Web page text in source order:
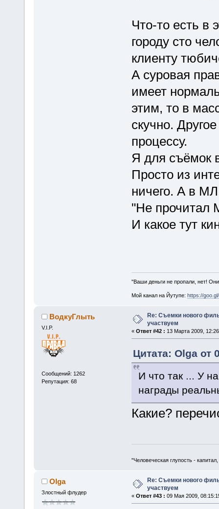
Что-то есть в
городу сто
клиенту
А суровая
имеет
этим, то в
скучно.
процессу.
Я для съёмок
Просто из
ничего. А в
"Не прочитал
И какое тут
"Ваши деньги не пропали, нет!
Мой канал на Йутупе: https://
ВодкуГлыть
V.I.P.
Сообщений: 1262
Репутация: 68
Re: Съемки нового
участвуем
« Ответ #42 : 13 Марта 2009,
Цитата: Olga от
И что так ... У
награды
Какие?
"Человеческая глупость -
Olga
Злостный флудер
Re: Съемки нового
участвуем
« Ответ #43 : 09 Мая 2009,